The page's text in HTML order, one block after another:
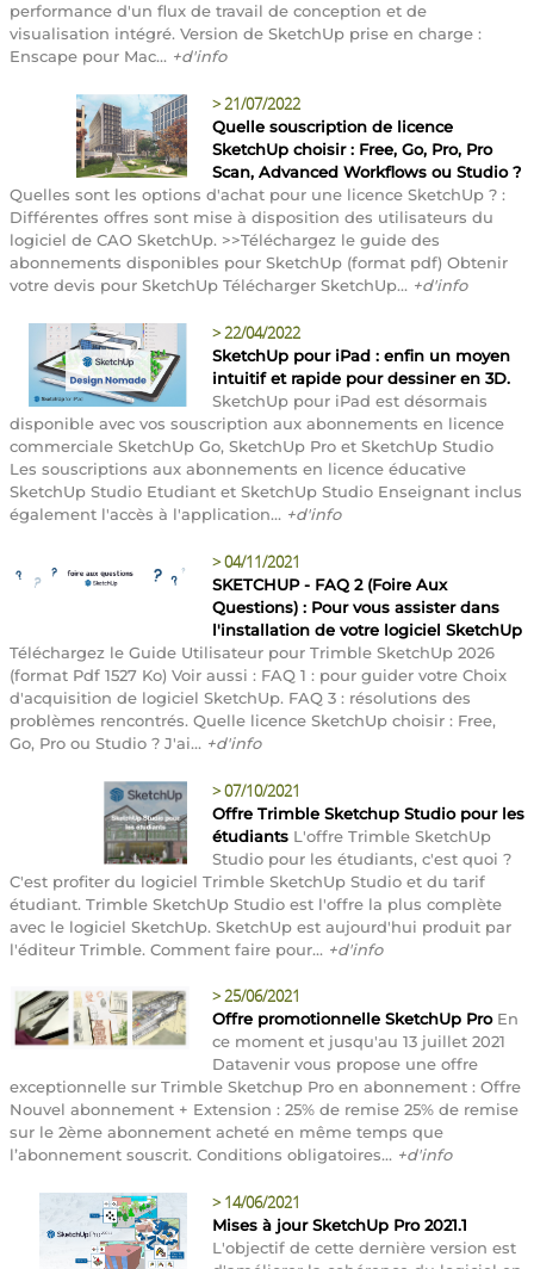
performance d'un flux de travail de conception et de
visualisation intégré. Version de SketchUp prise en charge :
Enscape pour Mac... +d'info
>21/07/2022
Quelle souscription de licence
SketchUp choisir : Free, Go, Pro, Pro
Scan, Advanced Workflows ou Studio ?
Quelles sont les options d'achat pour une licence SketchUp ? :
Différentes offres sont mise à disposition des utilisateurs du
logiciel de CAO SketchUp. >>Téléchargez le guide des
abonnements disponibles pour SketchUp (format pdf) Obtenir
votre devis pour SketchUp Télécharger SketchUp... +d'info
>22/04/2022
SketchUp pour iPad : enfin un moyen
intuitif et rapide pour dessiner en 3D.
SketchUp pour iPad est désormais
disponible avec vos souscription aux abonnements en licence
commerciale SketchUp Go, SketchUp Pro et SketchUp Studio
Les souscriptions aux abonnements en licence éducative
SketchUp Studio Etudiant et SketchUp Studio Enseignant inclus
également l'accès à l'application... +d'info
>04/11/2021
SKETCHUP - FAQ 2 (Foire Aux
Questions) : Pour vous assister dans
l'installation de votre logiciel SketchUp
Téléchargez le Guide Utilisateur pour Trimble SketchUp 2026
(format Pdf 1527 Ko) Voir aussi : FAQ 1 : pour guider votre Choix
d'acquisition de logiciel SketchUp. FAQ 3 : résolutions des
problèmes rencontrés. Quelle licence SketchUp choisir : Free,
Go, Pro ou Studio ? J'ai... +d'info
>07/10/2021
Offre Trimble Sketchup Studio pour les
étudiants L'offre Trimble SketchUp
Studio pour les étudiants, c'est quoi ?
C'est profiter du logiciel Trimble SketchUp Studio et du tarif
étudiant. Trimble SketchUp Studio est l'offre la plus complète
avec le logiciel SketchUp. SketchUp est aujourd'hui produit par
l'éditeur Trimble. Comment faire pour... +d'info
>25/06/2021
Offre promotionnelle SketchUp ProEn
ce moment et jusqu'au 13 juillet 2021
Datavenir vous propose une offre
exceptionnelle sur Trimble Sketchup Pro en abonnement : Offre
Nouvel abonnement + Extension : 25% de remise 25% de remise
sur le 2ème abonnement acheté en même temps que
l’abonnement souscrit. Conditions obligatoires... +d'info
> 14/06/2021
Mises à jour SketchUp Pro 2021.1
L'objectif de cette dernière version est